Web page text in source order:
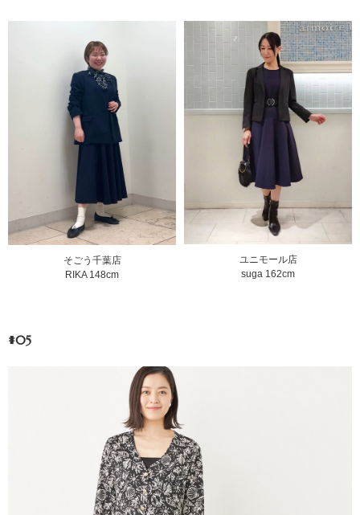
そごう千葉店
RIKA 148cm
ユニモール店
suga 162cm
#05